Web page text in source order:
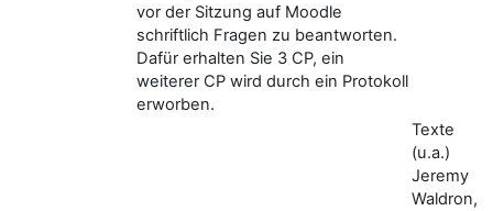
vor der Sitzung auf Moodle
schriftlich Fragen zu beantworten.
Dafür erhalten Sie 3 CP, ein
weiterer CP wird durch ein Protokoll
erworben.
Texte
(u.a.)
Jeremy
Waldron,